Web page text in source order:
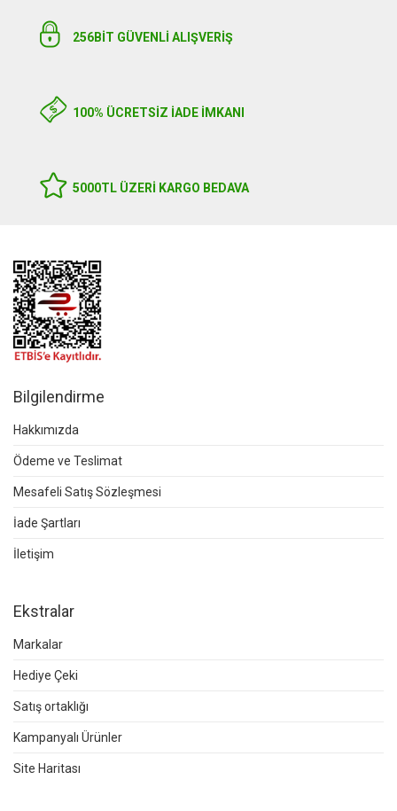
256BIT GÜVENLİ ALIŞVERİŞ
100% ÜCRETSİZ İADE İMKANI
5000TL ÜZERI KARGO BEDAVA
Bilgilendirme
Hakkımızda
Ödeme ve Teslimat
Mesafeli Satış Sözleşmesi
İade Şartları
İletişim
Ekstralar
Markalar
Hediye Çeki
Satış ortaklığı
Kampanyalı Ürünler
Site Haritası